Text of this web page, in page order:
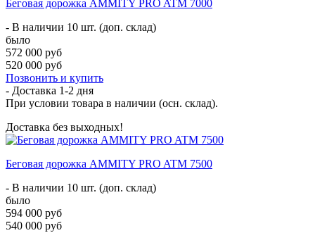
Беговая дорожка AMMITY PRO ATM 7000
- В наличии 10 шт. (доп. склад)
было
572 000 руб
520 000 руб
Позвонить и купить
- Доставка 1-2 дня
При условии товара в наличии (осн. склад).
Доставка без выходных!
Беговая дорожка AMMITY PRO ATM 7500
- В наличии 10 шт. (доп. склад)
было
594 000 руб
540 000 руб